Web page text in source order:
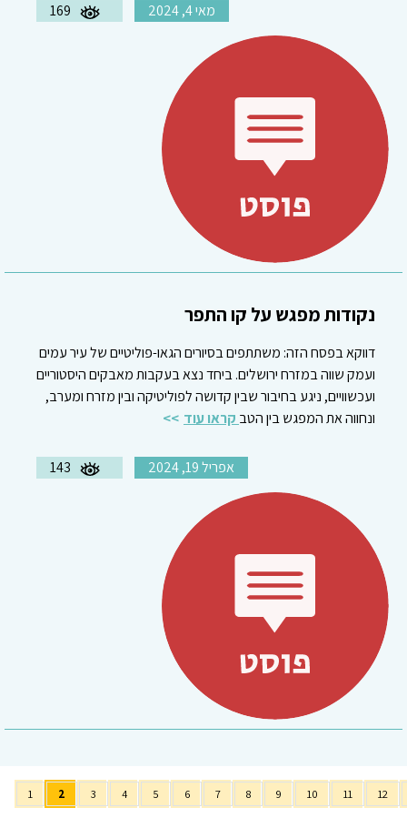
מאי 4, 2024 169
נקודות מפגש על קו התפר
דווקא בפסח הזה: משתתפים בסיורים הגאו-פוליטיים של עיר עמים
ועמק שווה במזרח ירושלים. ביחד נצא בעקבות מאבקים היסטוריים
ועכשוויים, ניגע בחיבור שבין קדושה לפוליטיקה ובין מזרח ומערב,
ונחווה את המפגש בין הטב קראו עוד
אפריל 19, 2024 143
1 2 3 4 5 6 7 8 9 10 11 12